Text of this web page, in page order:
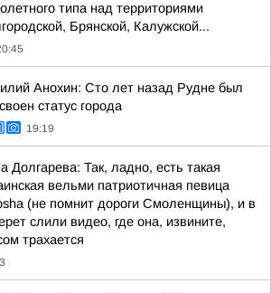
типа над территориями
Брянской, Калужской...
Анохин: Сто лет назад Рудне был
статус города
19:19
Долгарева: Так, ладно, есть такая
вельми патриотичная певица
(не помнит дороги Смоленщины), и в
слили видео, где она, извините,
трахается